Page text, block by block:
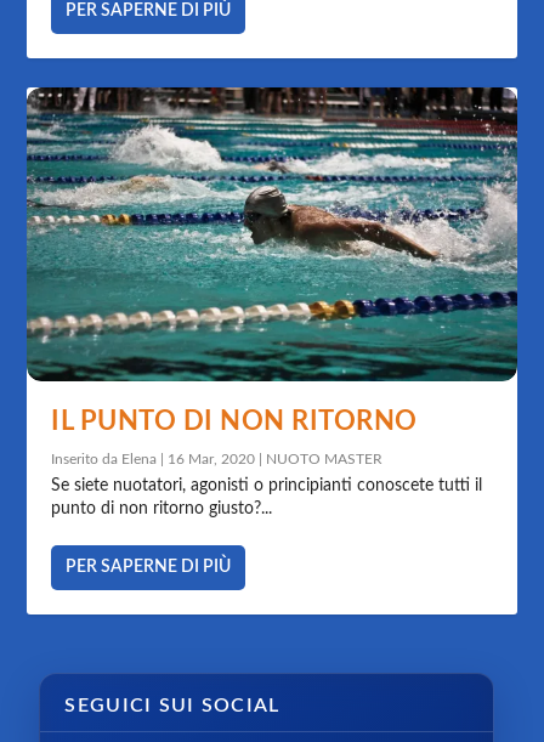
PER SAPERNE DI PIÙ
IL PUNTO DI NON RITORNO
Inserito da Elena 16 Mar, 2020 NUOTO MASTER
Se siete nuotatori, agonisti o principianti conoscete tutti il
punto di non ritorno giusto?...
PER SAPERNE DI PIÙ
SEGUICI SUI SOCIAL